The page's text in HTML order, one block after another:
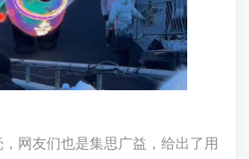
网友们也是集思广益，给出了用